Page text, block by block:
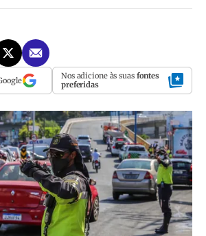
Nos adicione às suas fontes
preferidas